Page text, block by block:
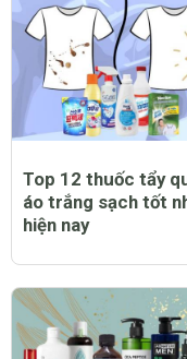
Top 12 thuốc tẩy
áo trắng sạch tốt
hiện nay